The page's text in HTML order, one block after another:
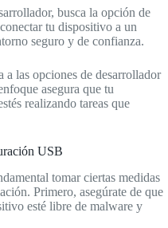
busca la opción de
tu dispositivo a un
seguro y de confianza.
a las opciones de desarrollador
asegura que tu
realizando tareas que
USB
tomar ciertas medidas
Primero, asegúrate de que
esté libre de malware y